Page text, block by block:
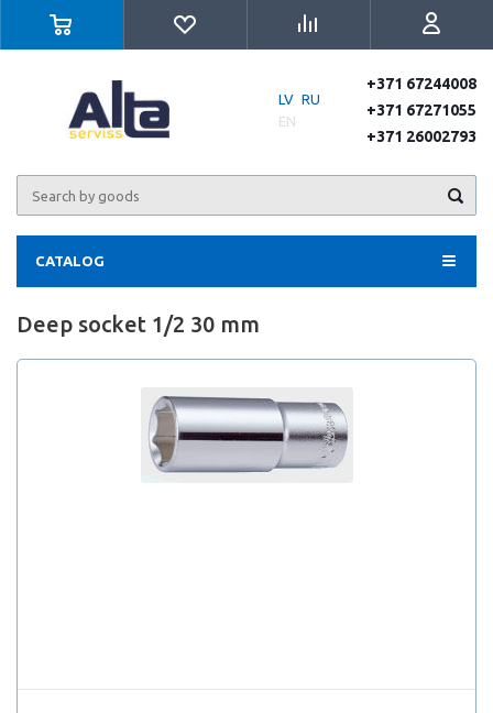
LV RU
EN
+371 67244008
+371 67271055
+371 26002793
CATALOG
Deep socket 1/2 30 mm